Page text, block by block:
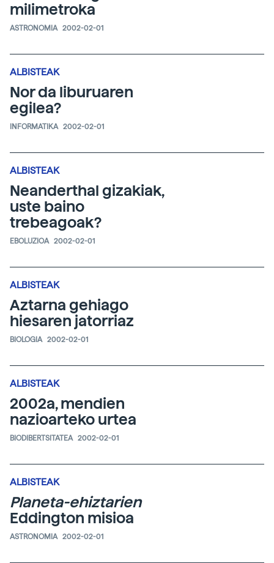
milimetroka
ASTRONOMIA 2002-02-01
ALBISTEAK
Nor da liburuaren
egilea?
INFORMATIKA 2002-02-01
ALBISTEAK
Neanderthal gizakiak,
uste baino
trebeagoak?
EBOLUZIOA 2002-02-01
ALBISTEAK
Aztarna gehiago
hiesaren jatorriaz
BIOLOGIA 2002-02-01
ALBISTEAK
2002a, mendien
nazioarteko urtea
BIODIBERTSITATEA 2002-02-01
ALBISTEAK
Planeta-ehiztarien
Eddington misioa
ASTRONOMIA 2002-02-01